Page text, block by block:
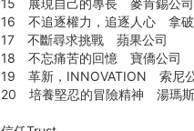
15 展現自己的專長 麥肯錫公司
16 不追逐權力，追逐人心 拿破
17 不斷尋求挑戰 蘋果公司
18 不忘痛苦的回憶 寶僑公司
19 革新，INNOVATION 索尼
20 培養堅忍的冒險精神 湯瑪